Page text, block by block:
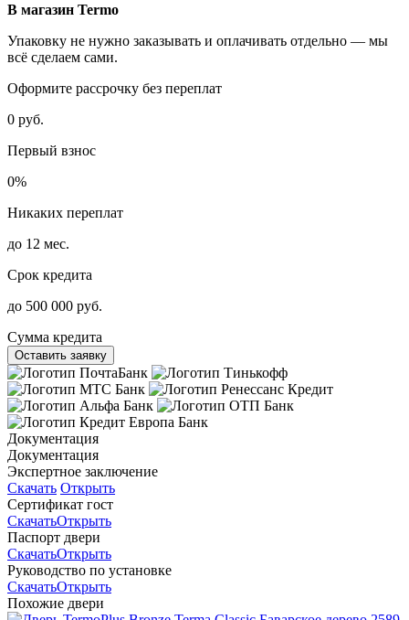
В магазин Termo
Упаковку не нужно заказывать и оплачивать отдельно — мы
всё сделаем сами.
Оформите рассрочку без переплат
0 руб.
Первый взнос
0%
Никаких переплат
до 12 мес.
Срок кредита
до 500 000 руб.
Сумма кредита
Оставить заявку
Документация
Документация
Экспертное заключение
Скачать Открыть
Сертификат гост
СкачатьОткрыть
Паспорт двери
СкачатьОткрыть
Руководство по установке
СкачатьОткрыть
Похожие двери